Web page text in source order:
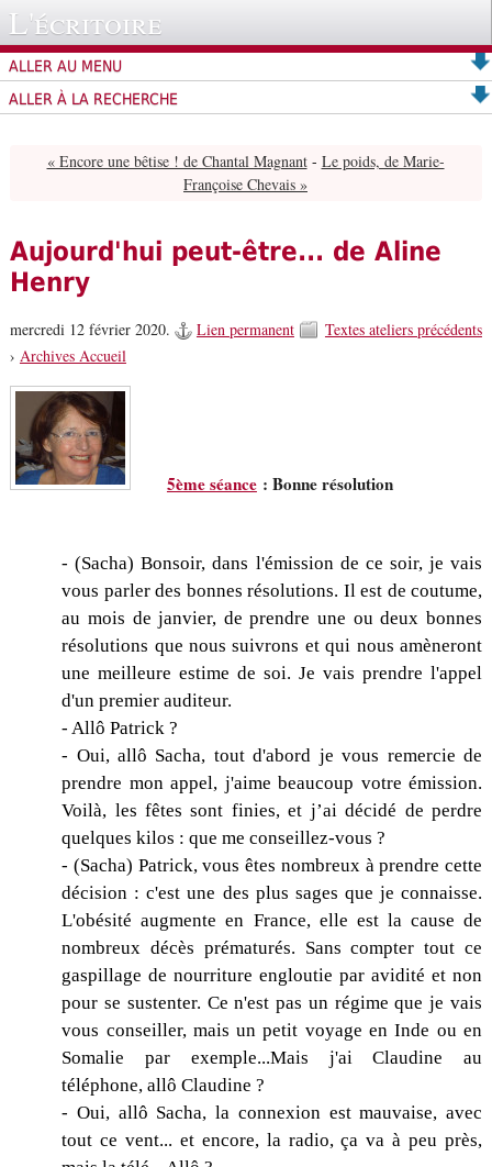
L'écritoire
ALLER AU MENU
ALLER À LA RECHERCHE
« Encore une bêtise ! de Chantal Magnant - Le poids, de Marie-
Françoise Chevais »
Aujourd'hui peut-être... de Aline
Henry
mercredi 12 février 2020. Lien permanent
Textes ateliers précédents
› Archives Accueil
5ème séance: Bonne résolution
- (Sacha) Bonsoir, dans l'émission de ce soir, je vais
vous parler des bonnes résolutions. Il est de coutume,
au mois de janvier, de prendre une ou deux bonnes
résolutions que nous suivrons et qui nous amèneront
une meilleure estime de soi. Je vais prendre l'appel
d'un premier auditeur.
- Allô Patrick ?
- Oui, allô Sacha, tout d'abord je vous remercie de
prendre mon appel, j'aime beaucoup votre émission.
Voilà, les fêtes sont finies, et j’ai décidé de perdre
quelques kilos : que me conseillez-vous ?
- (Sacha) Patrick, vous êtes nombreux à prendre cette
décision : c'est une des plus sages que je connaisse.
L'obésité augmente en France, elle est la cause de
nombreux décès prématurés. Sans compter tout ce
gaspillage de nourriture engloutie par avidité et non
pour se sustenter. Ce n'est pas un régime que je vais
vous conseiller, mais un petit voyage en Inde ou en
Somalie par exemple...Mais j'ai Claudine au
téléphone, allô Claudine ?
- Oui, allô Sacha, la connexion est mauvaise, avec
tout ce vent... et encore, la radio, ça va à peu près,